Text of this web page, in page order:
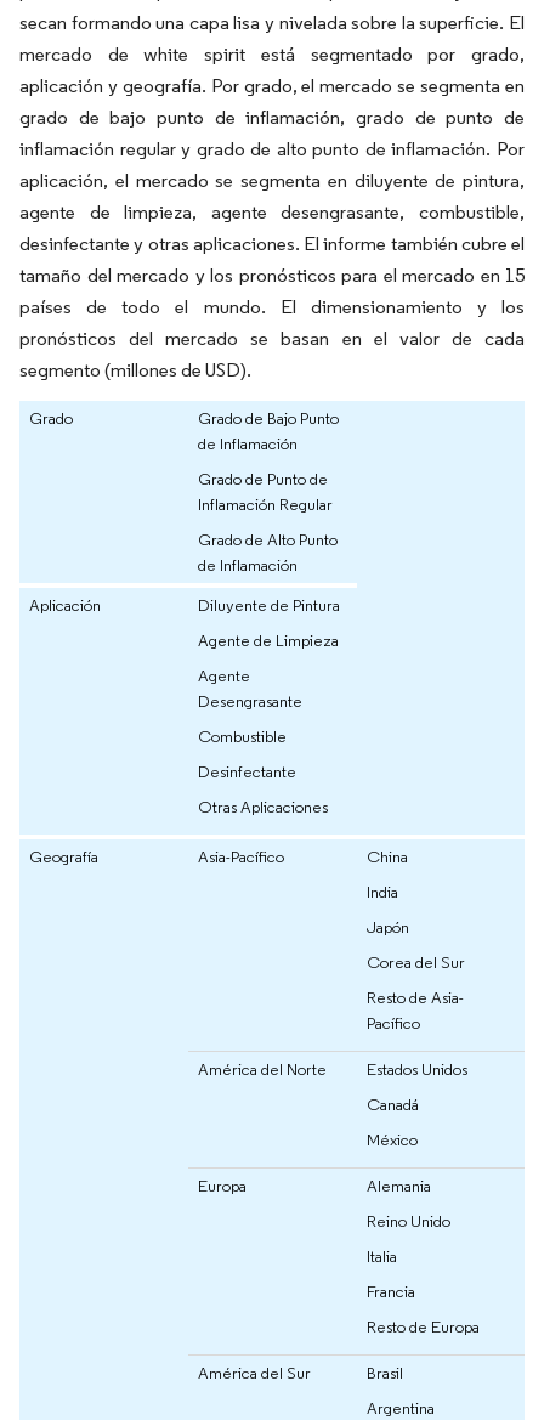
secan formando una capa lisa y nivelada sobre la superficie. El
mercado de white spirit está segmentado por grado,
aplicación y geografía. Por grado, el mercado se segmenta en
grado de bajo punto de inflamación, grado de punto de
inflamación regular y grado de alto punto de inflamación. Por
aplicación, el mercado se segmenta en diluyente de pintura,
agente de limpieza, agente desengrasante, combustible,
desinfectante y otras aplicaciones. El informe también cubre el
tamaño del mercado y los pronósticos para el mercado en 15
países de todo el mundo. El dimensionamiento y los
pronósticos del mercado se basan en el valor de cada
segmento (millones de USD).
Grado
Grado de Bajo Punto
de Inflamación
Grado de Punto de
Inflamación Regular
Grado de Alto Punto
de Inflamación
Aplicación
Diluyente de Pintura
Agente de Limpieza
Agente
Desengrasante
Combustible
Desinfectante
Otras Aplicaciones
Geografía Asia-Pacífico
China
India
Japón
Corea del Sur
Resto de Asia-
Pacífico
América del Norte
Estados Unidos
Canadá
México
Europa
Alemania
Reino Unido
Italia
Francia
Resto de Europa
América del Sur
Brasil
Argentina